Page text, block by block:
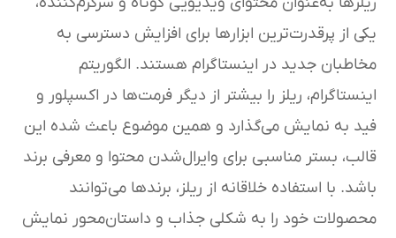
یکی از پرقدرت‌ترین ابزارها برای افزایش دسترسی به
مخاطبان جدید در اینستاگرام هستند. الگوریتم
اینستاگرام، ریلز را بیشتر از دیگر فرمت‌ها در اکسپلور و
فید به نمایش می‌گذارد و همین موضوع باعث شده این
قالب، بستر مناسبی برای وایرال‌شدن محتوا و معرفی برند
باشد. با استفاده خلاقانه از ریلز، برندها می‌توانند
محصولات خود را به شکلی جذاب و داستان‌محور نمایش